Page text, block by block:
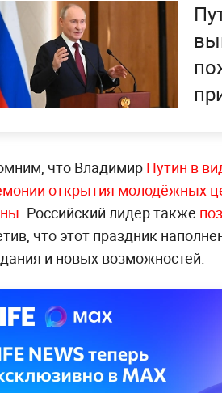
что Владимир Путин в
открытия молодёжных
. Российский лидер также
что этот праздник
и новых возможностей.